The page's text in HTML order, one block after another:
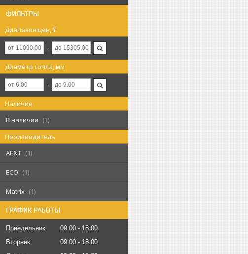
ФИЛЬТРЫ
Диапазон цен, ₸
Диаметр сопла, мм
Наличие
В наличии
3
Производитель
AE&T
1
ECO 1
Matrix 1
ГРАФИК РАБОТЫ
Понедельник 09:00
18:00
Вторник
09:00
18:00